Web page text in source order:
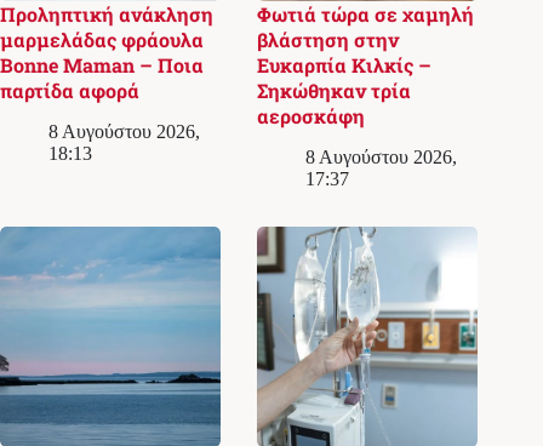
Προληπτική ανάκληση
μαρμελάδας φράουλα
Bonne Maman – Ποια
παρτίδα αφορά
8 Αυγούστου 2026,
18:13
Φωτιά τώρα σε χαμηλή
βλάστηση στην
Ευκαρπία Κιλκίς –
Σηκώθηκαν τρία
αεροσκάφη
8 Αυγούστου 2026,
17:37